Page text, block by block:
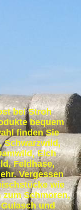
bei Stroh
bequem
finden Sie
Schwarzwild,
Elch
Feldhase,
Vergessen
wie
zum Schmoren,
und